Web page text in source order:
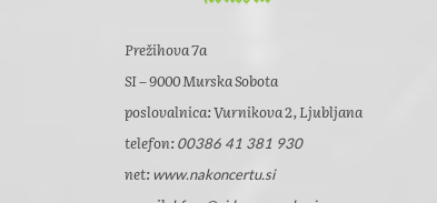
Prežihova 7a
SI – 9000 Murska Sobota
poslovalnica: Vurnikova 2, Ljubljana
telefon:00386 41 381 930
net:www.nakoncertu.si